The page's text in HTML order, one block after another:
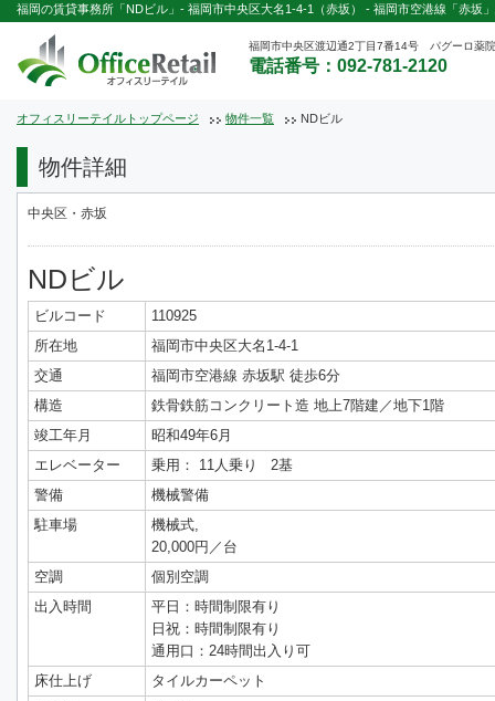
福岡の賃貸事務所「NDビル」- 福岡市中央区大名1-4-1（赤坂） - 福岡市空港線「赤坂
福岡市中央区渡辺通2丁目7番14号 パグーロ薬
電話番号：092-781-2120
オフィスリーテイルトップページ 物件一覧 NDビル
物件詳細
中央区・赤坂
NDビル
ビルコード
110925
所在地
福岡市中央区大名1-4-1
交通
福岡市空港線 赤坂駅 徒歩6分
構造
鉄骨鉄筋コンクリート造 地上7階建／地下1階
竣工年月
昭和49年6月
エレベーター
乗用： 11人乗り 2基
警備
機械警備
駐車場
機械式,
20,000円／台
空調
個別空調
出入時間
平日：時間制限有り
日祝：時間制限有り
通用口：24時間出入り可
床仕上げ
タイルカーペット